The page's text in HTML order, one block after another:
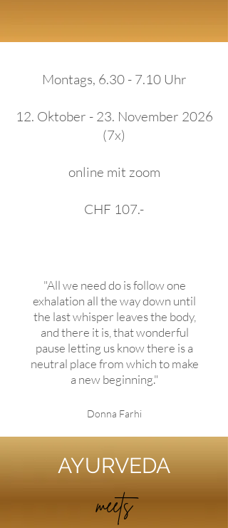
Montags, 6.30 - 7.10 Uhr
12. Oktober - 23. November 2026
(7x)
online mit zoom
CHF 107.-
"All we need do is follow one
exhalation all the way down until
the last whisper leaves the body,
and there it is, that wonderful
pause letting us know there is a
neutral place from which to make
a new beginning."
Donna Farhi
AYURVEDA
meets